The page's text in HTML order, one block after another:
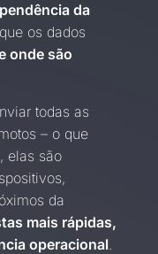
da
os dados
onde são
todas as
– o que
elas são
da
mais rápidas,
operacional